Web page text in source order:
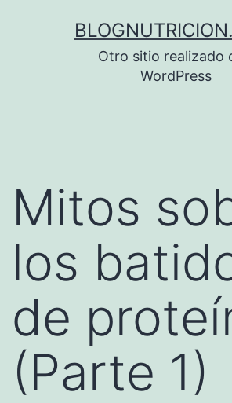
Otro sitio realizado
WordPress
Mitos
los
de
(Parte 1)